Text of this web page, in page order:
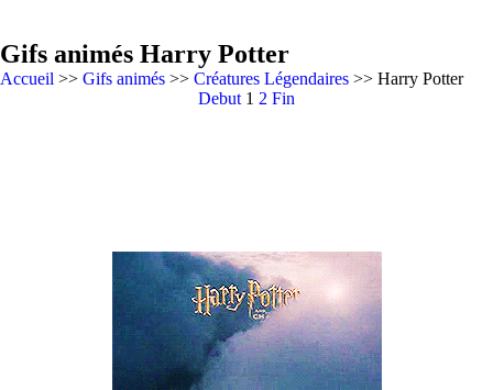
Gifs animés Harry Potter
Accueil >> Gifs animés >> Créatures Légendaires >> Harry Potter
Debut 1 2 Fin